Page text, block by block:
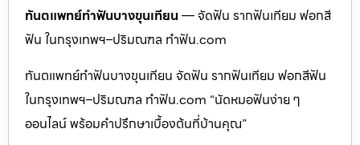
ทันตแพทย์ทำฟันบางขุนเทียน — จัดฟัน รากฟันเทียม ฟอกสี
ฟัน ในกรุงเทพฯ–ปริมณฑล ทำฟัน.com
ทันตแพทย์ทำฟันบางขุนเทียน จัดฟัน รากฟันเทียม ฟอกสีฟัน
ในกรุงเทพฯ–ปริมณฑล ทำฟัน.com “นัดหมอฟันง่าย ๆ
ออนไลน์ พร้อมคำปรึกษาเบื้องต้นที่บ้านคุณ”